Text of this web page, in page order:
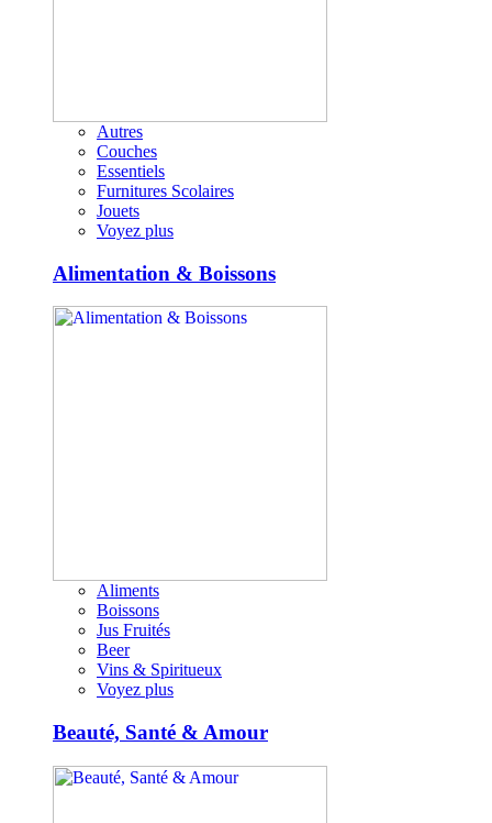
Autres
Couches
Essentiels
Furnitures Scolaires
Jouets
Voyez plus
Alimentation & Boissons
Aliments
Boissons
Jus Fruités
Beer
Vins & Spiritueux
Voyez plus
Beauté, Santé & Amour